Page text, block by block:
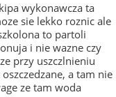
wykonawcza ta
sie lekko roznic ale
to partoli
i nie wazne czy
przy uszczlnieniu
a tam nie
ze tam woda